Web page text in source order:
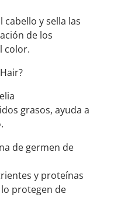
cabello y sella las
de los
color.
grasos, ayuda a
de germen de
y proteínas
protegen de